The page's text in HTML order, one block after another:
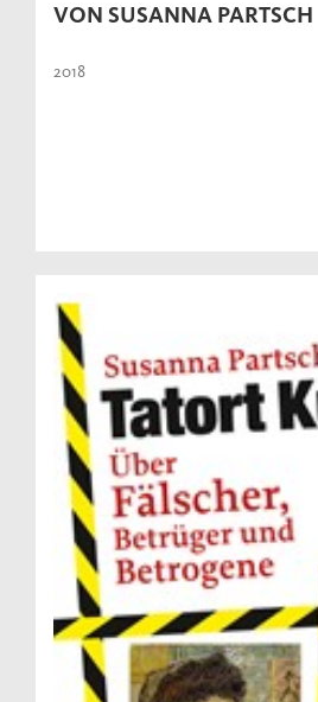
VON SUSANNA PARTSCH
2018